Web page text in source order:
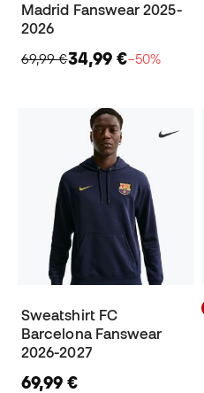
Madrid Fanswear 2025-
2026
69,99 €34,99 €−50%
Sweatshirt FC
Barcelona Fanswear
2026-2027
69,99 €